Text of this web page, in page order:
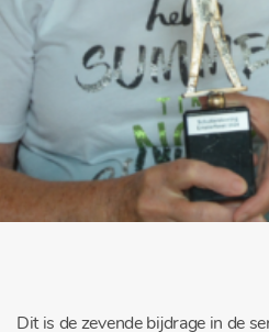
Dit is de zevende bijdrage in de